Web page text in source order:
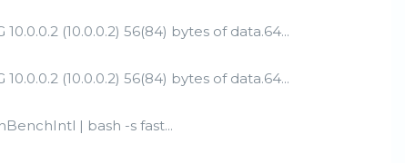
10.0.0.2 (10.0.0.2) 56(84) bytes of data.64...
10.0.0.2 (10.0.0.2) 56(84) bytes of data.64...
| bash -s fast...